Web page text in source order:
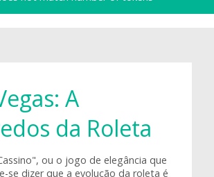
A
da Roleta
ou o jogo de elegância que
se dizer que a evolução da roleta é